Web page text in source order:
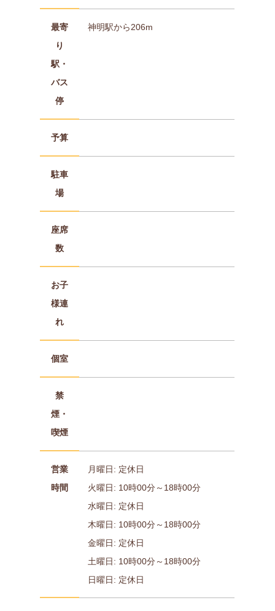
最寄
り
駅・
バス
停
神明駅から206m
予算
駐車
場
座席
数
お子
様連
れ
個室
禁
煙・
喫煙
営業
時間
月曜日: 定休日
火曜日: 10時00分～18時00分
水曜日: 定休日
木曜日: 10時00分～18時00分
金曜日: 定休日
土曜日: 10時00分～18時00分
日曜日: 定休日